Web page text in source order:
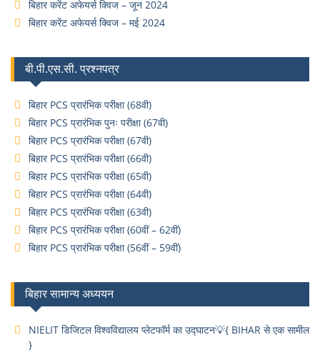
बिहार करेंट अफेयर्स क्विज – जून 2024
बिहार करेंट अफेयर्स क्विज – मई 2024
बी.पी.एस.सी. प्रश्नपत्र
बिहार PCS प्रारंभिक परीक्षा (68वी)
बिहार PCS प्रारंभिक पुनः परीक्षा (67वी)
बिहार PCS प्रारंभिक परीक्षा (67वी)
बिहार PCS प्रारंभिक परीक्षा (66वी)
बिहार PCS प्रारंभिक परीक्षा (65वी)
बिहार PCS प्रारंभिक परीक्षा (64वी)
बिहार PCS प्रारंभिक परीक्षा (63वी)
बिहार PCS प्रारंभिक परीक्षा (60वीं – 62वीं)
बिहार PCS प्रारंभिक परीक्षा (56वीं – 59वीं)
बिहार सामान्य अध्ययन
NIELIT डिजिटल विश्वविद्यालय प्लेटफॉर्म का उद्घाटन💡{ BIHAR से एक सामील
}